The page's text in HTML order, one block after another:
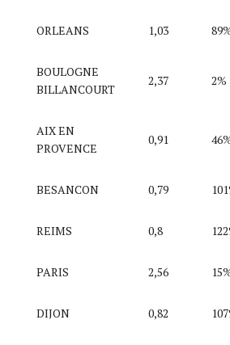
ORLEANS 1,03
BOULOGNE
BILLANCOURT
2,37 2%
AIX EN
PROVENCE
0,91
BESANCON 0,79
REIMS 0,8
PARIS 2,56
DIJON 0,82